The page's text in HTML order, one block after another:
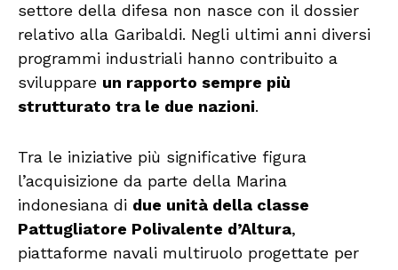
settore della difesa non nasce con il dossier
relativo alla Garibaldi. Negli ultimi anni diversi
programmi industriali hanno contribuito a
sviluppare un rapporto sempre più
strutturato tra le due nazioni.
Tra le iniziative più significative figura
l’acquisizione da parte della Marina
indonesiana di due unità della classe
Pattugliatore Polivalente d’Altura,
piattaforme navali multiruolo progettate per